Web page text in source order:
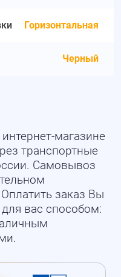
Горизонтальная
Черный
магазине
транспортные
Самовывоз
заказ Вы
вас способом: